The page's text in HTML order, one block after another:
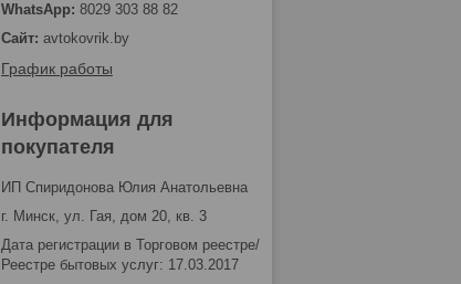
8029 303 88 82
avtokovrik.by
График работы
Информация для
покупателя
ИП Спиридонова Юлия Анатольевна
г. Минск, ул. Гая, дом 20, кв. 3
Дата регистрации в Торговом реестре/
Реестре бытовых услуг: 17.03.2017